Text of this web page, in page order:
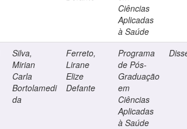
Ciências
Aplicadas
à Saúde
Silva,
Mirian
Carla
Bortolamedi
da
Ferreto,
Lirane
Elize
Defante
Programa
de Pós-
Graduação
em
Ciências
Aplicadas
à Saúde